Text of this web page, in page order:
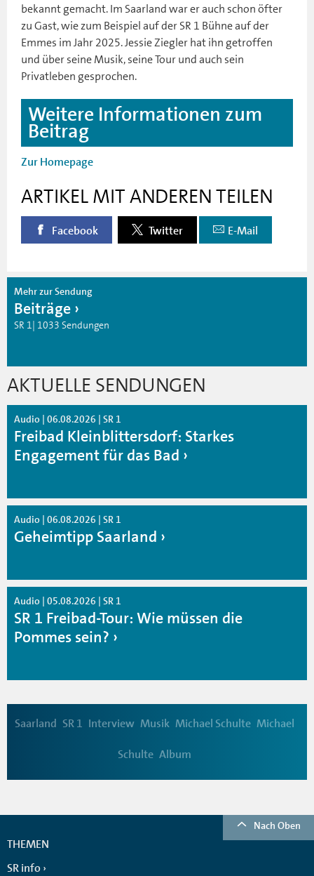
bekannt gemacht. Im Saarland war er auch schon öfter
zu Gast, wie zum Beispiel auf der SR 1 Bühne auf der
Emmes im Jahr 2025. Jessie Ziegler hat ihn getroffen
und über seine Musik, seine Tour und auch sein
Privatleben gesprochen.
Weitere Informationen zum
Beitrag
Zur Homepage
ARTIKEL MIT ANDEREN TEILEN
Facebook Twitter E-Mail
Mehr zur Sendung
Beiträge
SR 1| 1033 Sendungen
AKTUELLE SENDUNGEN
Audio | 06.08.2026 | SR 1
Freibad Kleinblittersdorf: Starkes
Engagement für das Bad
Audio | 06.08.2026 | SR 1
Geheimtipp Saarland
Audio | 05.08.2026 | SR 1
SR 1 Freibad-Tour: Wie müssen die
Pommes sein?
Saarland SR 1 Interview Musik Michael Schulte Michael
Schulte Album
Nach Oben
THEMEN
SR info